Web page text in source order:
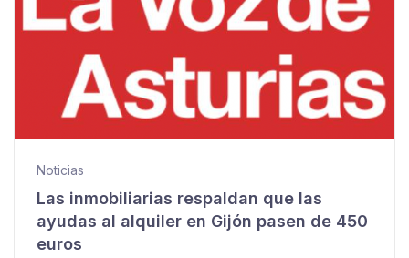
Noticias
Las inmobiliarias respaldan que las
ayudas al alquiler en Gijón pasen de 450
euros